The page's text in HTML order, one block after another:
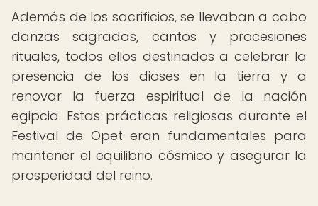
Además de los sacrificios, se llevaban a cabo
danzas sagradas, cantos y procesiones
rituales, todos ellos destinados a celebrar la
presencia de los dioses en la tierra y a
renovar la fuerza espiritual de la nación
egipcia. Estas prácticas religiosas durante el
Festival de Opet eran fundamentales para
mantener el equilibrio cósmico y asegurar la
prosperidad del reino.